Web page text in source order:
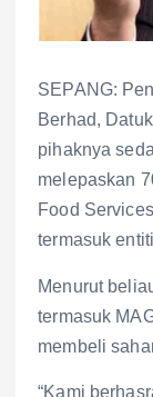
SEPANG:
Berhad,
pihaknya
melepaskan
Food
termasuk
Menurut
termasuk
membeli
“Kami